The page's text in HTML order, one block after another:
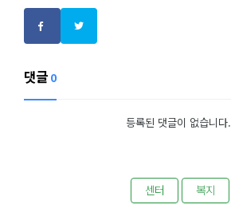
댓글 0
등록된 댓글이 없습니다.
센터 복지